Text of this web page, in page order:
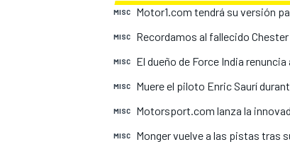
MISC Motor1.com tendrá su versión
MISC Recordamos al fallecido
MISC El dueño de Force India renuncia
MISC Muere el piloto Enric Saurí
MISC Motorsport.com lanza la
MISC Monger vuelve a las pistas tras